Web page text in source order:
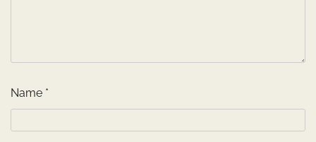
Name *